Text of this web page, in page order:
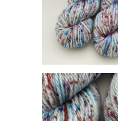
Budva Confetti,
Superwash 100%
Meriino, 100 g
25,00€
valida
tootelehel